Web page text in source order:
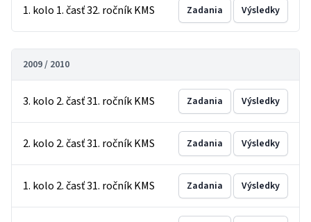
1. kolo 1. časť 32. ročník KMS Zadania Výsledky
2009 / 2010
3. kolo 2. časť 31. ročník KMS Zadania Výsledky
2. kolo 2. časť 31. ročník KMS Zadania Výsledky
1. kolo 2. časť 31. ročník KMS Zadania Výsledky